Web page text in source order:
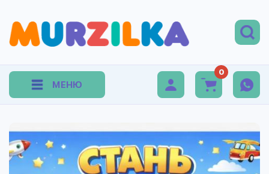
МЕНЮ
0